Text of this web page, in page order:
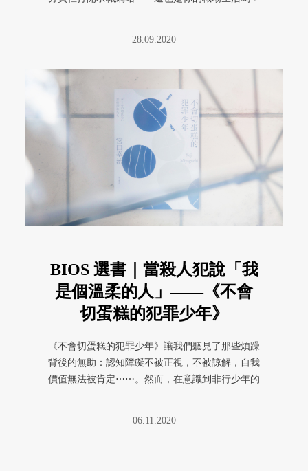
28.09.2020
BIOS 選書｜當殺人犯說「我
是個溫柔的人」——《不會
切蛋糕的犯罪少年》
《不會切蛋糕的犯罪少年》讓我們聽見了那些煩躁
背後的無助：認知障礙不被正視，不被諒解，自我
價值無法被肯定⋯⋯。然而，在意識到非行少年的
06.11.2020